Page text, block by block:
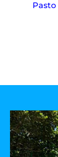
Pasto